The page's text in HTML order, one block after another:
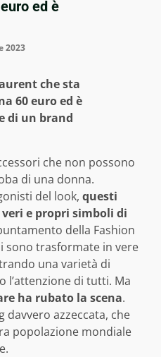
ed è
2023
che sta
60 euro ed è
di un brand
che non possono
di una donna.
del look, questi
e propri simboli di
della Fashion
sono trasformate in vere
una varietà di
l’attenzione di tutti. Ma
ha rubato la scena.
davvero azzeccata, che
popolazione mondiale